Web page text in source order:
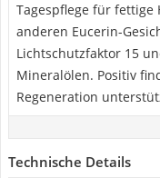
Tagespflege für fettige
anderen Eucerin-
Lichtschutzfaktor 15
Mineralölen. Positiv
Regeneration
Technische Details